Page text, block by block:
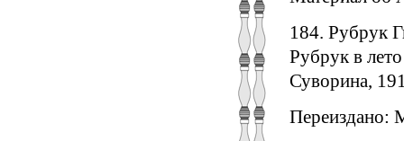
184. Рубрук
Рубрук в
Суворина,
Переиздано: